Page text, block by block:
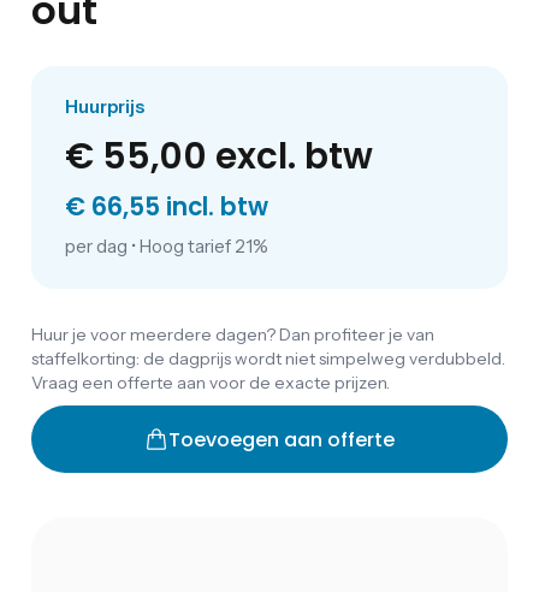
Huurprijs
€ 55,00 excl. btw
€ 66,55 incl. btw
per dag • Hoog tarief 21%
Huur je voor meerdere dagen? Dan profiteer je van
staffelkorting: de dagprijs wordt niet simpelweg verdubbeld.
Vraag een offerte aan voor de exacte prijzen.
Toevoegen aan offerte